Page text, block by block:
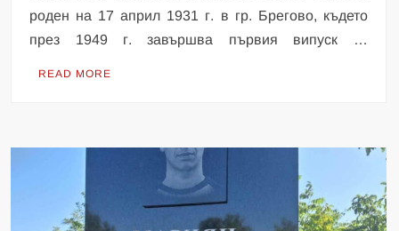
роден на 17 април 1931 г. в гр. Брегово, където
през 1949 г. завършва първия випуск …
READ MORE